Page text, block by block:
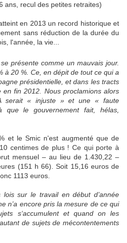
ans, recul des petites retraites)
en 2013 un record historique et
sans réduction de la durée du
l'année, la vie...
présente comme un mauvais jour.
à 20 %. Ce, en dépit de tout ce qui a
présidentielle, et dans les tracts
fin 2012. Nous proclamions alors
serait « injuste » et une « faute
que le gouvernement fait, hélas,
et le Smic n'est augmenté que de
centimes de plus ! Ce qui porte à
mensuel – au lieu de 1.430,22 –
(151 h 66). Soit 15,16 euros de
1113 euros.
lois sur le travail en début d’année
n’a encore pris la mesure de ce qui
s‘accumulent et quand on les
de sujets de mécontentements